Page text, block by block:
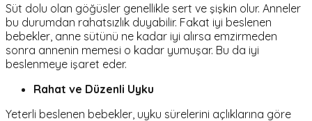
Süt dolu olan göğüsler genellikle sert ve şişkin olur. Anneler
bu durumdan rahatsızlık duyabilir. Fakat iyi beslenen
bebekler, anne sütünü ne kadar iyi alırsa emzirmeden
sonra annenin memesi o kadar yumuşar. Bu da iyi
beslenmeye işaret eder.
Rahat ve Düzenli Uyku
Yeterli beslenen bebekler, uyku sürelerini açlıklarına göre